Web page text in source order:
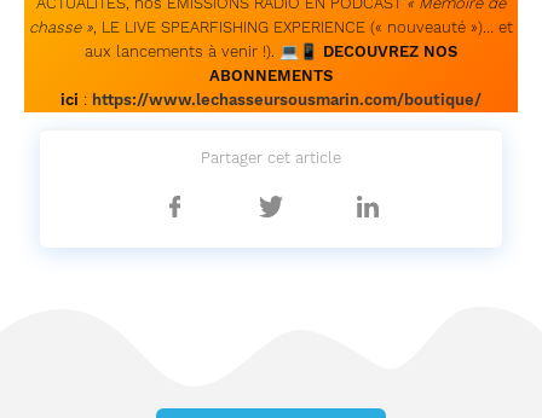
chasse », LE LIVE SPEARFISHING EXPERIENCE (« nouveauté »)… et
aux lancements à venir !). 💻📱 DECOUVREZ NOS
ABONNEMENTS
ici : https://www.lechasseursousmarin.com/boutique/
Partager cet article
Partager
Partager
Partager
sur